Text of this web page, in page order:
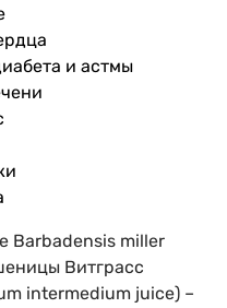
и астмы
Barbadensis miller
Витграсс
intermedium juice) –